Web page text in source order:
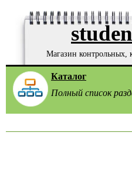
Магазин контрольных,
Каталог
Полный список